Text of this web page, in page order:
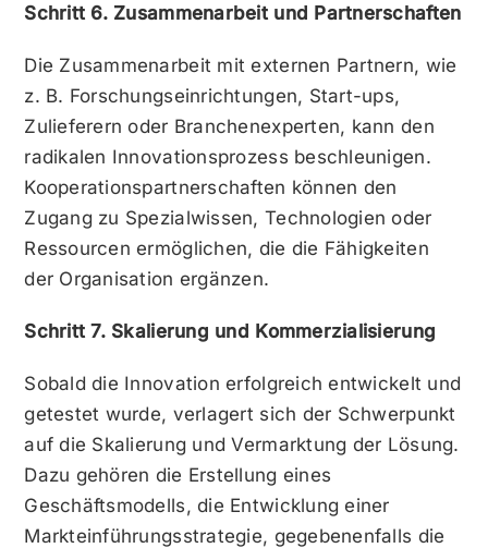
Schritt 6. Zusammenarbeit und Partnerschaften
Die Zusammenarbeit mit externen Partnern, wie
z. B. Forschungseinrichtungen, Start-ups,
Zulieferern oder Branchenexperten, kann den
radikalen Innovationsprozess beschleunigen.
Kooperationspartnerschaften können den
Zugang zu Spezialwissen, Technologien oder
Ressourcen ermöglichen, die die Fähigkeiten
der Organisation ergänzen.
Schritt 7. Skalierung und Kommerzialisierung
Sobald die Innovation erfolgreich entwickelt und
getestet wurde, verlagert sich der Schwerpunkt
auf die Skalierung und Vermarktung der Lösung.
Dazu gehören die Erstellung eines
Geschäftsmodells, die Entwicklung einer
Markteinführungsstrategie, gegebenenfalls die